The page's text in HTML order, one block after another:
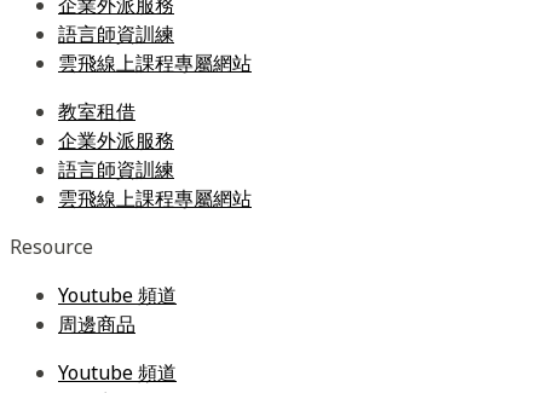
語言師資訓練
雲飛線上課程專屬網站
教室租借
企業外派服務
語言師資訓練
雲飛線上課程專屬網站
Resource
Youtube 頻道
周邊商品
Youtube 頻道